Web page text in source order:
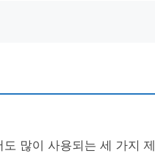
많이 사용되는 세 가지 제